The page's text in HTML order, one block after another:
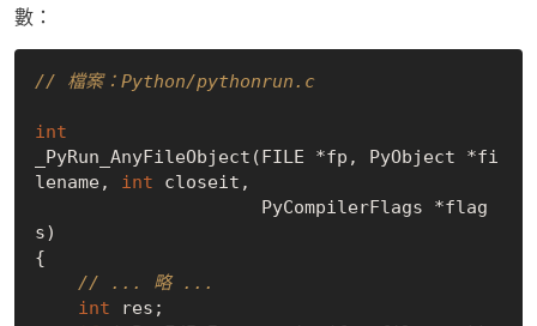
數：
// 檔案：Python/pythonrun.c
int
_PyRun_AnyFileObject(FILE *fp, PyObject *fi
lename, int closeit,
s)
{
// ... 略 ...
int res;